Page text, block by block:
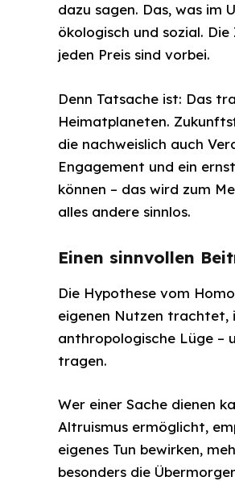
dazu sagen. Das, was im
ökologisch und sozial.
jeden Preis sind vorbei.
Denn Tatsache ist: Das
Heimatplaneten.
die nachweislich auch
Engagement und ein
können – das wird zum
alles andere sinnlos.
Einen sinnvollen
Die Hypothese vom
eigenen Nutzen trachtet,
anthropologische Lüge –
tragen.
Wer einer Sache dienen
Altruismus ermöglicht,
eigenes Tun bewirken,
besonders die